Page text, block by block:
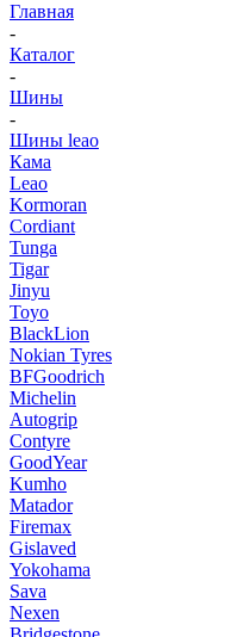
Главная
-
Каталог
-
Шины
-
Шины leao
Кама
Leao
Kormoran
Cordiant
Tunga
Tigar
Jinyu
Toyo
BlackLion
Nokian Tyres
BFGoodrich
Michelin
Autogrip
Contyre
GoodYear
Kumho
Matador
Firemax
Gislaved
Yokohama
Sava
Nexen